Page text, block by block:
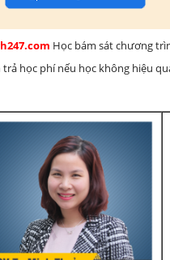
Học bám sát chương
học phí nếu học không hiệu